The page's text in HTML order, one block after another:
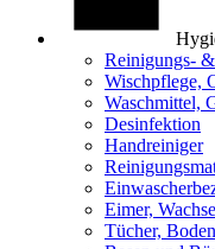
Reinigungs-
Wischpflege,
Waschmittel,
Desinfektion
Handreiniger
Eimer,
Tücher,